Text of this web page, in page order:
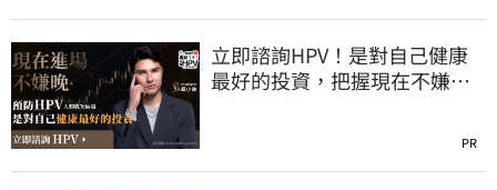
立即諮詢HPV！是對自己健康
最好的投資，把握現在不嫌
PR